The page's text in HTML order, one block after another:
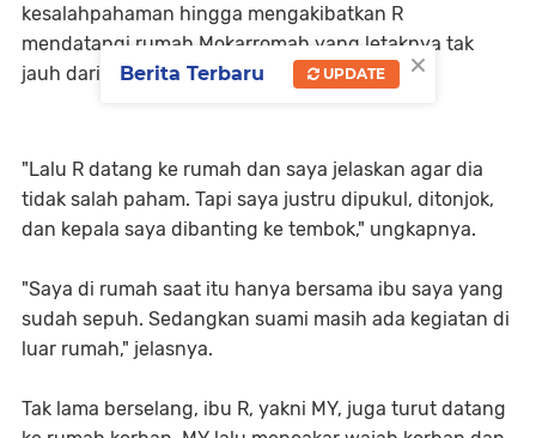
kesalahpahaman hingga mengakibatkan R
mendatangi rumah Mokarromah yang letaknya tak
jauh dari rumah keluarga R.
"Lalu R datang ke rumah dan saya jelaskan agar dia
tidak salah paham. Tapi saya justru dipukul, ditonjok,
dan kepala saya dibanting ke tembok," ungkapnya.
"Saya di rumah saat itu hanya bersama ibu saya yang
sudah sepuh. Sedangkan suami masih ada kegiatan di
luar rumah," jelasnya.
Tak lama berselang, ibu R, yakni MY, juga turut datang
×
Berita Terbaru UPDATE